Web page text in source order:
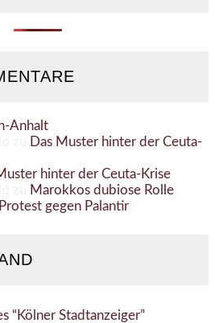
Anhalt
Das Muster hinter der Ceuta-
hinter der Ceuta-Krise
Marokkos dubiose Rolle
Protest gegen Palantir
“Kölner Stadtanzeiger”